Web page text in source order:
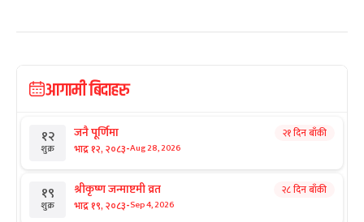
आगामी बिदाहरु
१२
शुक्र
जनै पूर्णिमा
भाद्र १२, २०८३-Aug 28, 2026
२१ दिन बाँकी
१९
शुक्र
श्रीकृष्ण जन्माष्टमी व्रत
भाद्र १९, २०८३-Sep 4, 2026
२८ दिन बाँकी